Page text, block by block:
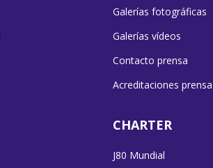
Galerías fotográficas
Galerías vídeos
Contacto prensa
Acreditaciones prensa
CHARTER
J80 Mundial